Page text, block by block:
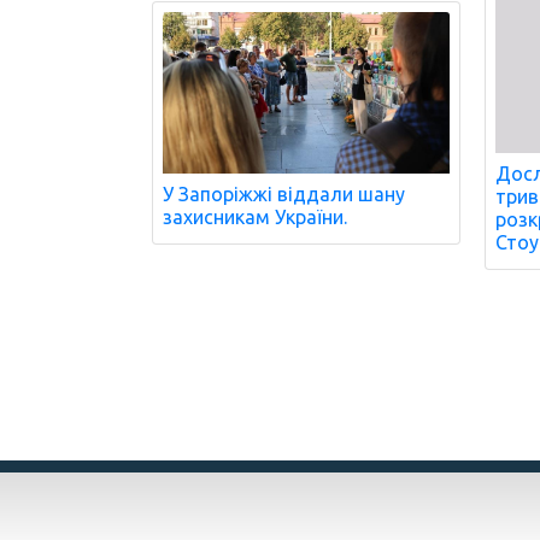
У Запоріжжі віддали шану
захисникам України.